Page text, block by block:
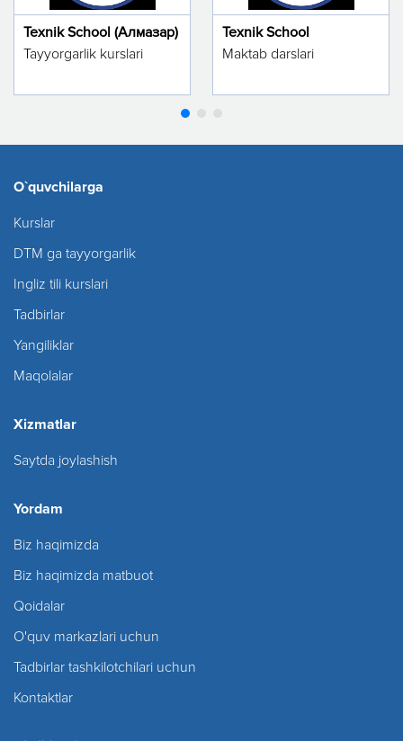
Texnik School (Алмазар)
Tayyorgarlik kurslari
Texnik School
Maktab darslari
O`quvchilarga
Kurslar
DTM ga tayyorgarlik
Ingliz tili kurslari
Tadbirlar
Yangiliklar
Maqolalar
Xizmatlar
Saytda joylashish
Yordam
Biz haqimizda
Biz haqimizda matbuot
Qoidalar
O'quv markazlari uchun
Tadbirlar tashkilotchilari uchun
Kontaktlar